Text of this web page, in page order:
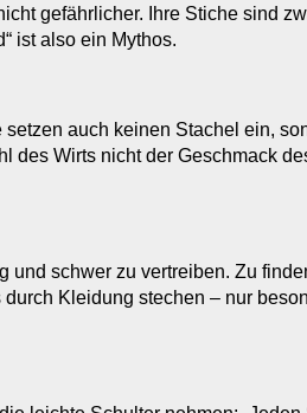
gefährlicher. Ihre Stiche sind
ist also ein Mythos.
auch keinen Stachel ein,
des Wirts nicht der Geschmack
schwer zu vertreiben. Zu
Kleidung stechen – nur